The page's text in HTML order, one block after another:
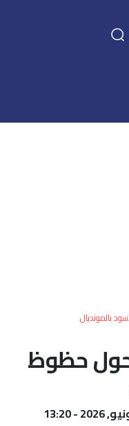
بالمونديال
حظوظ